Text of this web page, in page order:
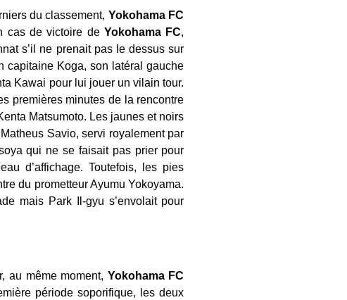
du classement, Yokohama FC
cas de victoire deYokohama FC,
s’il ne prenait pas le dessus sur
capitaine Koga, son latéral gauche
Kawai pour lui jouer un vilain tour.
premières minutes de la rencontre
Matsumoto. Les jaunes et noirs
Savio, servi royalement par
qui ne se faisait pas prier pour
d’affichage. Toutefois, les pies
du prometteur Ayumu Yokoyama.
mais Park Il-gyu s’envolait pour
au même moment, Yokohama FC
période soporifique, les deux